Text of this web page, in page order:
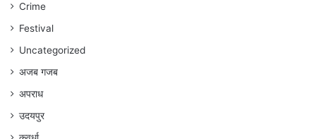
अंकित
गौरहा
Crime
Festival
Uncategorized
अजब गजब
अपराध
उदयपुर